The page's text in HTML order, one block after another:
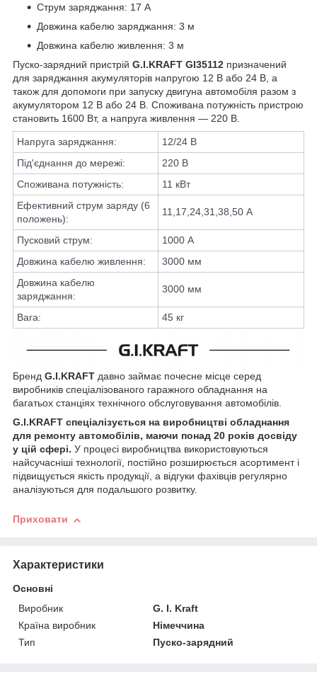
Струм заряджання: 17 А
Довжина кабелю заряджання: 3 м
Довжина кабелю живлення: 3 м
Пуско-зарядний пристрій G.I.KRAFT GI35112 призначений
для заряджання акумуляторів напругою 12 В або 24 В, а
також для допомоги при запуску двигуна автомобіля разом з
акумулятором 12 В або 24 В. Споживана потужність пристрою
становить 1600 Вт, а напруга живлення — 220 В.
Напруга заряджання:
12/24 В
Під'єднання до мережі:
220 В
Споживана потужність:
11 кВт
Ефективний струм заряду (6
положень):
11,17,24,31,38,50 А
Пусковий струм:
1000 А
Довжина кабелю живлення:
3000 мм
Довжина кабелю
заряджання:
3000 мм
Вага: 45 кг
Бренд G.I.KRAFT давно займає почесне місце серед
виробників спеціалізованого гаражного обладнання на
багатьох станціях технічного обслуговування автомобілів.
G.I.KRAFT спеціалізується на виробництві обладнання
для ремонту автомобілів, маючи понад 20 років досвіду
у цій сфері. У процесі виробництва використовуються
найсучасніші технології, постійно розширюється асортимент і
підвищується якість продукції, а відгуки фахівців регулярно
аналізуються для подальшого розвитку.
Приховати
Характеристики
Основні
Виробник
G. I. Kraft
Країна виробник
Німеччина
Тип
Пуско-зарядний